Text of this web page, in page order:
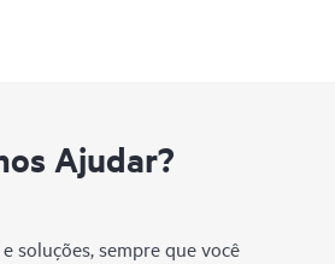
Ajudar?
soluções, sempre que você